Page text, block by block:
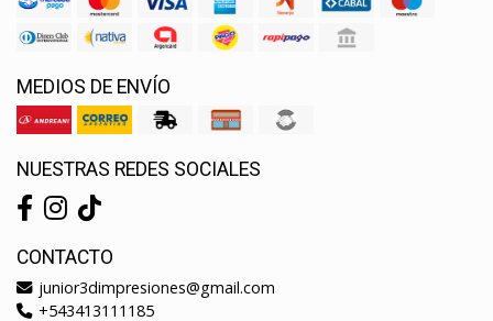
MEDIOS DE ENVÍO
NUESTRAS REDES SOCIALES
CONTACTO
junior3dimpresiones@gmail.com
+543413111185